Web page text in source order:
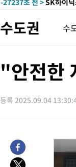
-24093초 전 >여자배구
-23080초 전 >
[속보]코
-23033초 전 >[속보]코
-22902초 전 >[속보] 노
-18865초 전 >외신들도
-18836초 전 >11시간
병태 후임
-14216초 전 >
[속보]국
-9541초 전 >
[속보] 7
수도권 수
"안전한
등록 2025.09.04